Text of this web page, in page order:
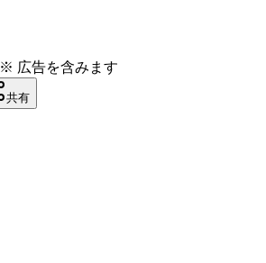
※ 広告を含みます
共有